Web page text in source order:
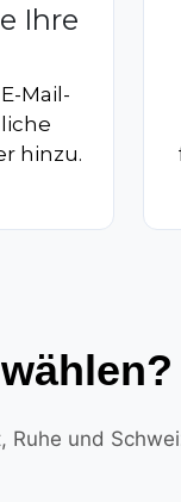
Ihre
Mail-
hinzu.
Ruhe und